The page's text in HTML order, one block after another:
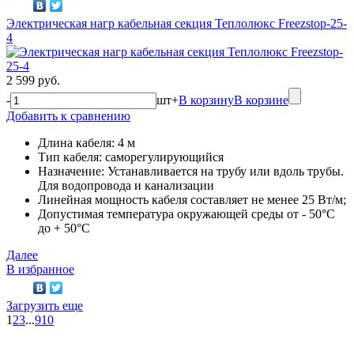
Электрическая нагр кабельная секция Теплолюкс Freezstop-25-
4
2 599 руб.
-
шт+В корзинуВ корзине
Добавить к сравнению
Длина кабеля: 4 м
Тип кабеля: саморегулирующийся
Назначение: Устанавливается на трубу или вдоль трубы.
Для водопровода и канализации
Линейная мощность кабеля составляет не менее 25 Вт/м;
Допустимая температура окружающей среды от - 50°C
до + 50°C
Далее
В избранное
Загрузить еще
1 23...910